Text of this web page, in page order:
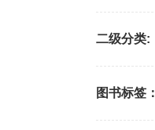
二级分类:
图书标签：